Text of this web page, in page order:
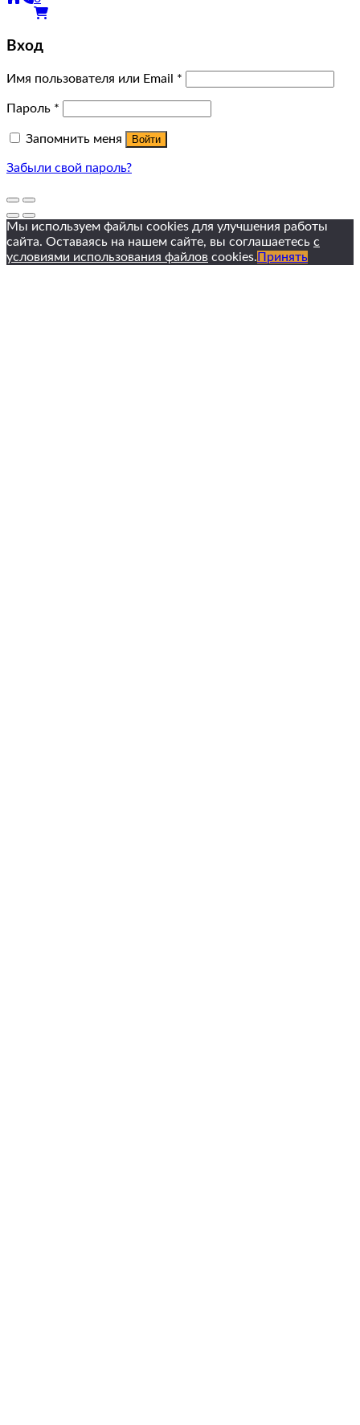
Вход
Имя пользователя или Email *
Пароль *
Запомнить меня Войти
Забыли свой пароль?
Мы используем файлы cookies для улучшения работы
сайта. Оставаясь на нашем сайте, вы соглашаетесь с
условиями использования файлов cookies. Принять